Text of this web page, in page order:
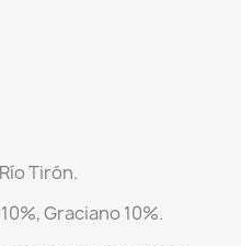
Tirón.
Graciano 10%.